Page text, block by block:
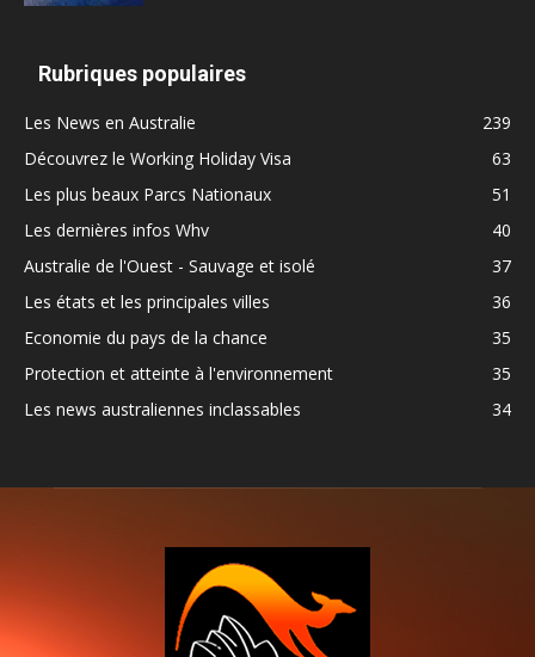
Rubriques populaires
Les News en Australie
239
Découvrez le Working Holiday Visa
63
Les plus beaux Parcs Nationaux
51
Les dernières infos Whv
40
Australie de l'Ouest - Sauvage et isolé
37
Les états et les principales villes
36
Economie du pays de la chance
35
Protection et atteinte à l'environnement
35
Les news australiennes inclassables
34